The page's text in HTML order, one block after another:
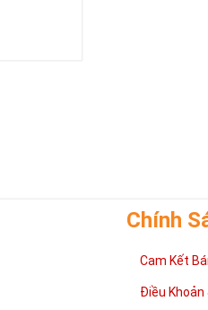
Chính
Cam Kết
Điều Khoản